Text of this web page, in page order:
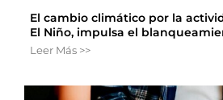
El cambio climático por la
El Niño, impulsa el
Leer Más >>